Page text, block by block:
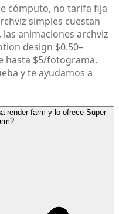
cómputo, no tarifa fija
simples cuestan
animaciones archviz
design $0.50–
hasta $5/fotograma.
y te ayudamos a
render farm y lo ofrece Super